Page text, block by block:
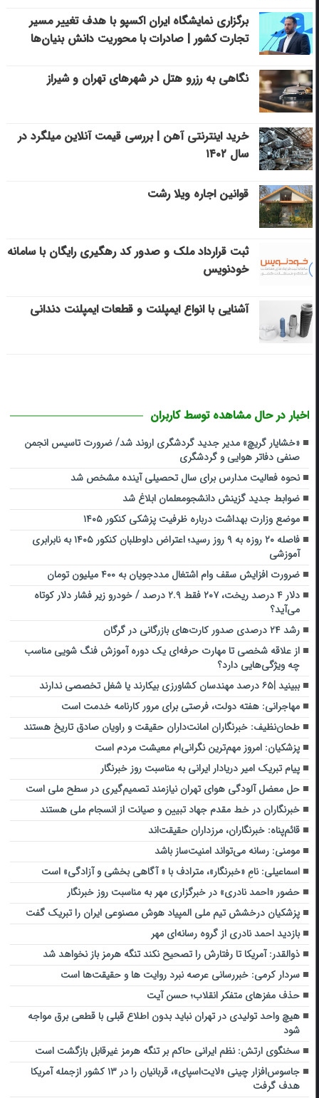
برگزاری نمایشگاه ایران اکسپو با هدف تغییر مسیر
تجارت کشور | صادرات با محوریت دانش بنیان‌ها
نگاهی به رزرو هتل در شهرهای تهران و شیراز
خرید اینترنتی آهن | بررسی قیمت آنلاین میلگرد در
سال ۱۴۰۲
قوانین اجاره ویلا رشت
ثبت قرارداد ملک و صدور کد رهگیری رایگان با سامانه
خودنویس
آشنایی با انواع ایمپلنت و قطعات ایمپلنت دندانی
اخبار در حال مشاهده توسط کاربران
«خشایار گریچ» مدیر جدید گردشگری اروند شد/ ضرورت تاسیس انجمن
صنفی دفاتر هوایی و گردشگری
نحوه فعالیت مدارس برای سال تحصیلی آینده مشخص شد
ضوابط جدید گزینش دانشجومعلمان ابلاغ شد
موضع وزارت بهداشت درباره ظرفیت پزشکی کنکور ۱۴۰۵
فاصله ۲۰ روزه به ۹ روز رسید؛ اعتراض داوطلبان کنکور ۱۴۰۵ به نابرابری
آموزشی
ضرورت افزایش سقف وام اشتغال مددجویان به ۴۰۰ میلیون تومان
دلار ۴ درصد ریخت، ۲۰۷ فقط ۲.۹ درصد / خودرو زیر فشار دلار کوتاه
می‌آید؟
رشد ۲۴ درصدی صدور کارت‌های بازرگانی در گرگان
از علاقه شخصی تا مهارت حرفه‌ای یک دوره آموزش فنگ شویی مناسب
چه ویژگی‌هایی دارد؟
ببینید |۶۵ درصد مهندسان کشاورزی بیکارند یا شغل تخصصی ندارند
مهاجرانی: هفته دولت، فرصتی برای مرور کارنامه خدمت است
طحان‌نظیف: خبرنگاران امانت‌داران حقیقت و راویان صادق تاریخ‌ هستند
پزشکیان: امروز مهم‌ترین نگرانی‌ام معیشت مردم است
پیام تبریک امیر دریادار ایرانی به مناسبت روز خبرنگار
حل معضل آلودگی هوای تهران نیازمند تصمیم‌گیری در سطح ملی است
خبرنگاران در خط مقدم جهاد تبیین و صیانت از انسجام ملی هستند
قائم‌پناه: ‏خبرنگاران، مرزداران حقیقت‌اند
مومنی: رسانه می‌تواند امنیت‌ساز باشد
اسماعیلی: نامِ «خبرنگار»، مترادف با « آگاهی بخشی و آزادگی» است
حضور «احمد نادری» در خبرگزاری مهر به مناسبت روز خبرنگار
پزشکیان درخشش تیم ملی المپیاد هوش مصنوعی ایران را تبریک گفت
بازدید احمد نادری از گروه رسانه‌ای مهر
ذوالقدر: آمریکا تا رفتارش را تصحیح نکند تنگه هرمز باز نخواهد شد
سردار کرمی: خبررسانی عرصه نبرد روایت ها و حقیقت‌ها است
حذف مغزهای متفکر انقلاب؛ حسن آیت
هیچ واحد تولیدی در تهران نباید بدون اطلاع قبلی با قطعی برق مواجه
شود
سخنگوی ارتش: نظم ایرانی حاکم بر تنگه هرمز غیرقابل بازگشت است
جاسوس‌افزار چینی «لایت‌اسپای»، قربانیان را در ۱۳ کشور ازجمله آمریکا
هدف گرفت